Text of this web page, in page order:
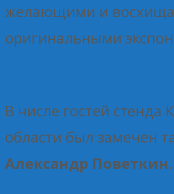
желающими и
оригинальными
В числе гостей стенда
области был замечен
Александр Поветкин.